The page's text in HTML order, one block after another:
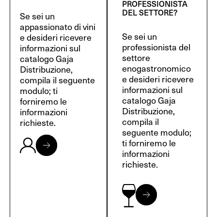
Se sei un
appassionato di vini
e desideri ricevere
informazioni sul
catalogo Gaja
Distribuzione,
compila il seguente
modulo; ti
forniremo le
informazioni
richieste.
PROFESSIONISTA
DEL SETTORE?
Se sei un
professionista del
settore
enogastronomico
e desideri ricevere
informazioni sul
catalogo Gaja
Distribuzione,
compila il
seguente modulo;
ti forniremo le
informazioni
richieste.